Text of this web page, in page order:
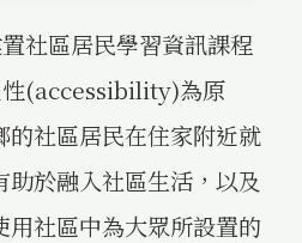
社區居民學習資訊課程
性(accessibility)為原
的社區居民在住家附近就
於融入社區生活，以及
用社區中為大眾所設置的